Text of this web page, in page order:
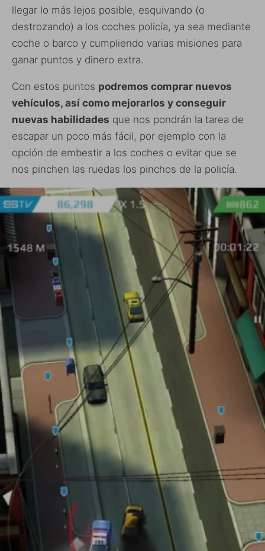
llegar lo más lejos posible, esquivando (o
destrozando) a los coches policía, ya sea mediante
coche o barco y cumpliendo varias misiones para
ganar puntos y dinero extra.
Con estos puntos podremos comprar nuevos
vehículos, así como mejorarlos y conseguir
nuevas habilidades que nos pondrán la tarea de
escapar un poco más fácil, por ejemplo con la
opción de embestir a los coches o evitar que se
nos pinchen las ruedas los pinchos de la policía.